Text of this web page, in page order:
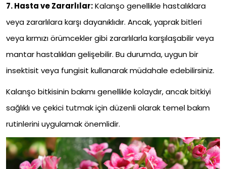
7. Hasta ve Zararlılar:Kalanşo genellikle hastalıklara
veya zararlılara karşı dayanıklıdır. Ancak, yaprak bitleri
veya kırmızı örümcekler gibi zararlılarla karşılaşabilir veya
mantar hastalıkları gelişebilir. Bu durumda, uygun bir
insektisit veya fungisit kullanarak müdahale edebilirsiniz.
Kalanşo bitkisinin bakımı genellikle kolaydır, ancak bitkiyi
sağlıklı ve çekici tutmak için düzenli olarak temel bakım
rutinlerini uygulamak önemlidir.